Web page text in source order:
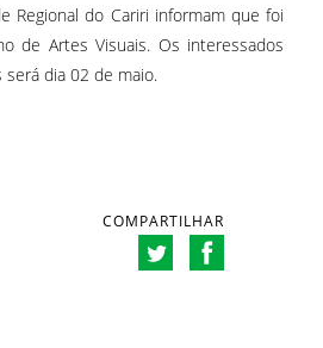
Regional do Cariri informam que foi
de Artes Visuais. Os interessados
dia 02 de maio.
COMPARTILHAR